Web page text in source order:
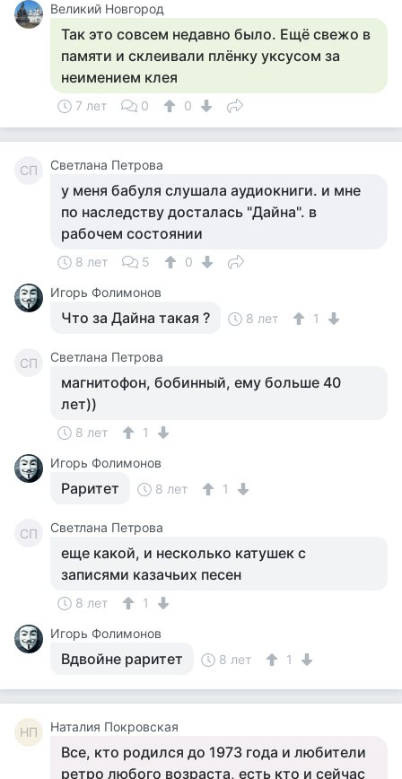
Великий Новгород
Так это совсем недавно было. Ещё свежо в
памяти и склеивали плёнку уксусом за
неимением клея
7 лет 0 0
СП Светлана Петрова
у меня бабуля слушала аудиокниги. и мне
по наследству досталась "Дайна". в
рабочем состоянии
8 лет 5
0
Игорь Фолимонов
Что за Дайна такая ? 8 лет 1
СП Светлана Петрова
магнитофон, бобинный, ему больше 40
лет))
8 лет
1
Игорь Фолимонов
Раритет 8 лет 1
СП Светлана Петрова
еще какой, и несколько катушек с
записями казачьих песен
8 лет
1
Игорь Фолимонов
Вдвойне раритет 8 лет 1
НП Наталия Покровская
Все, кто родился до 1973 года и любители
ретро любого возраста, есть кто и сейчас